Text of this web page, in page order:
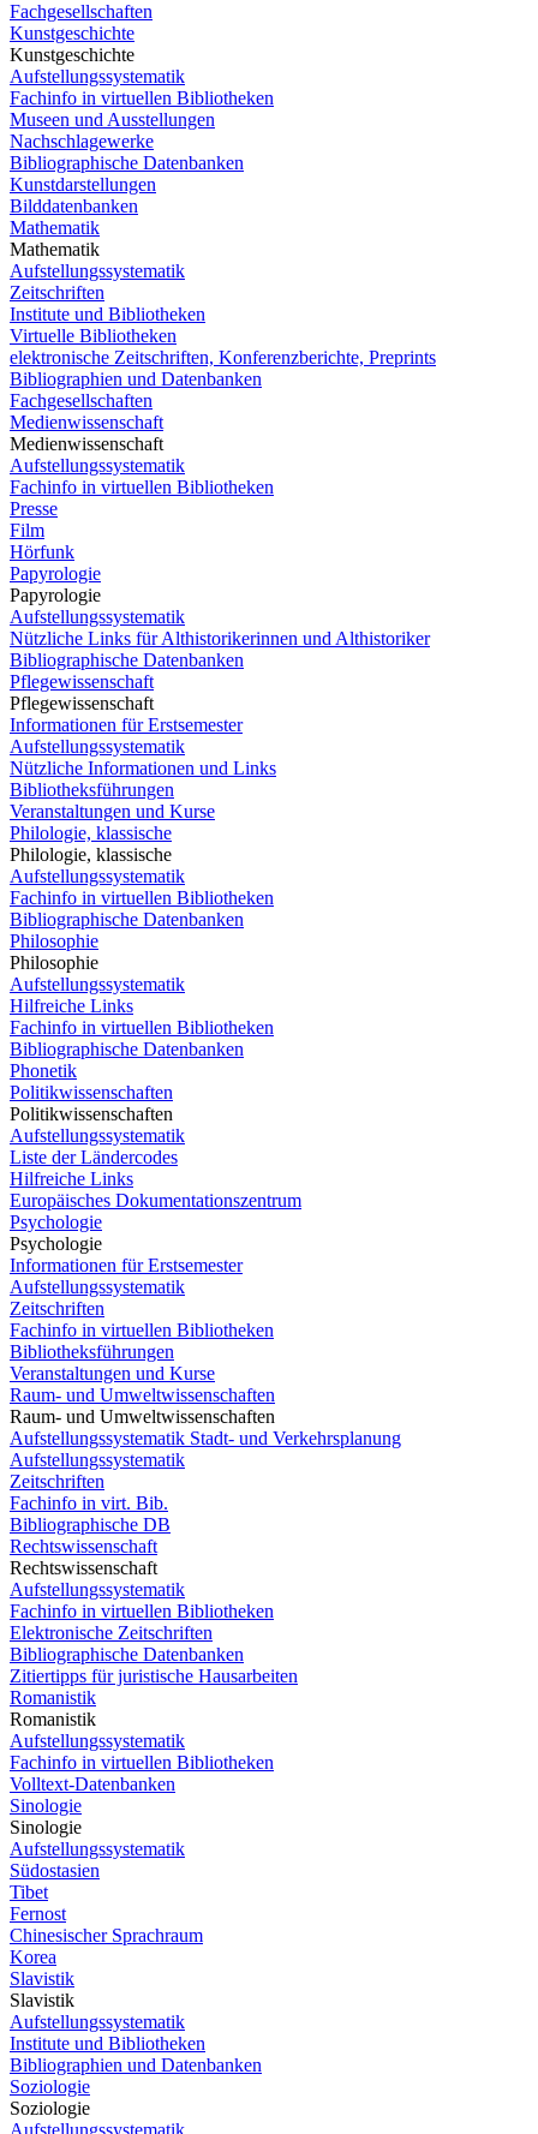
Fachgesellschaften
Kunstgeschichte
Kunstgeschichte
Aufstellungssystematik
Fachinfo in virtuellen Bibliotheken
Museen und Ausstellungen
Nachschlagewerke
Bibliographische Datenbanken
Kunstdarstellungen
Bilddatenbanken
Mathematik
Mathematik
Aufstellungssystematik
Zeitschriften
Institute und Bibliotheken
Virtuelle Bibliotheken
elektronische Zeitschriften, Konferenzberichte, Preprints
Bibliographien und Datenbanken
Fachgesellschaften
Medienwissenschaft
Medienwissenschaft
Aufstellungssystematik
Fachinfo in virtuellen Bibliotheken
Presse
Film
Hörfunk
Papyrologie
Papyrologie
Aufstellungssystematik
Nützliche Links für Althistorikerinnen und Althistoriker
Bibliographische Datenbanken
Pflegewissenschaft
Pflegewissenschaft
Informationen für Erstsemester
Aufstellungssystematik
Nützliche Informationen und Links
Bibliotheksführungen
Veranstaltungen und Kurse
Philologie, klassische
Philologie, klassische
Aufstellungssystematik
Fachinfo in virtuellen Bibliotheken
Bibliographische Datenbanken
Philosophie
Philosophie
Aufstellungssystematik
Hilfreiche Links
Fachinfo in virtuellen Bibliotheken
Bibliographische Datenbanken
Phonetik
Politikwissenschaften
Politikwissenschaften
Aufstellungssystematik
Liste der Ländercodes
Hilfreiche Links
Europäisches Dokumentationszentrum
Psychologie
Psychologie
Informationen für Erstsemester
Aufstellungssystematik
Zeitschriften
Fachinfo in virtuellen Bibliotheken
Bibliotheksführungen
Veranstaltungen und Kurse
Raum- und Umweltwissenschaften
Raum- und Umweltwissenschaften
Aufstellungssystematik Stadt- und Verkehrsplanung
Aufstellungssystematik
Zeitschriften
Fachinfo in virt. Bib.
Bibliographische DB
Rechtswissenschaft
Rechtswissenschaft
Aufstellungssystematik
Fachinfo in virtuellen Bibliotheken
Elektronische Zeitschriften
Bibliographische Datenbanken
Zitiertipps für juristische Hausarbeiten
Romanistik
Romanistik
Aufstellungssystematik
Fachinfo in virtuellen Bibliotheken
Volltext-Datenbanken
Sinologie
Sinologie
Aufstellungssystematik
Südostasien
Tibet
Fernost
Chinesischer Sprachraum
Korea
Slavistik
Slavistik
Aufstellungssystematik
Institute und Bibliotheken
Bibliographien und Datenbanken
Soziologie
Soziologie
Aufstellungssystematik